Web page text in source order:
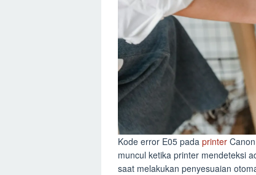
Kode error E05 pada printer
muncul ketika printer mendeteksi
saat melakukan penyesuaian